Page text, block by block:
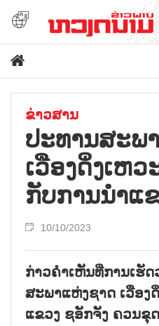
ຂ່າວສານ
ປະທານສະພ
ເວືອງດິ່ງເຫ
ກັບການນຳແ
10/10/2023
ກ່າວຄຳເຫັນທີ່ການເຮັ
ສະພາແຫ່ງຊາດ ເວືອງ
ແຂວງ ຊອັກຈັງ ຄວນຂຸ